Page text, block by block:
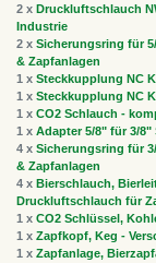
2 x Druckluftschlauch
Industrie
2 x Sicherungsring für
& Zapfanlagen
1 x Steckkupplung NC
1 x Steckkupplung NC
1 x CO2 Schlauch -
1 x Adapter 5/8" für 3/
4 x Sicherungsring für
& Zapfanlagen
4 x Bierschlauch,
Druckluftschlauch für
1 x CO2 Schlüssel,
1 x Zapfkopf, Keg -
1 x Zapfanlage,